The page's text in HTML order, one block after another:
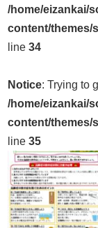
/home/eizankai/
content/themes/
line34
Notice: Trying to
/home/eizankai/
content/themes/
line35